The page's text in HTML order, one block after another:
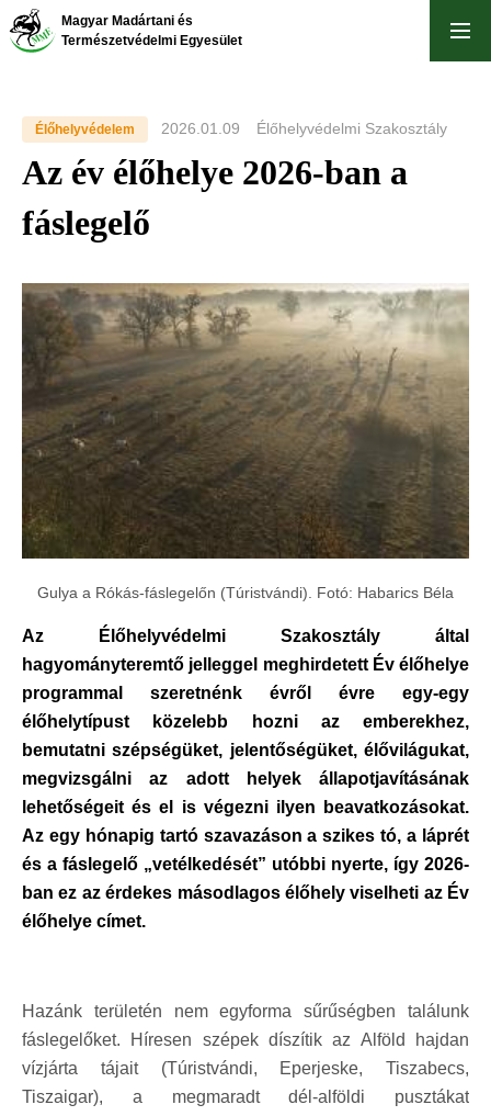
Ugrás
Magyar Madártani és
Természetvédelmi Egyesület
Élőhelyvédelem 2026.01.09 Élőhelyvédelmi Szakosztály
Az év élőhelye 2026-ban a
fáslegelő
Gulya a Rókás-fáslegelőn (Túristvándi). Fotó: Habarics Béla
Az Élőhelyvédelmi Szakosztály által
hagyományteremtő jelleggel meghirdetett Év élőhelye
programmal szeretnénk évről évre egy-egy
élőhelytípust közelebb hozni az emberekhez,
bemutatni szépségüket, jelentőségüket, élővilágukat,
megvizsgálni az adott helyek állapotjavításának
lehetőségeit és el is végezni ilyen beavatkozásokat.
Az egy hónapig tartó szavazáson a szikes tó, a láprét
és a fáslegelő „vetélkedését” utóbbi nyerte, így 2026-
ban ez az érdekes másodlagos élőhely viselheti az Év
élőhelye címet.
Hazánk területén nem egyforma sűrűségben találunk
fáslegelőket. Híresen szépek díszítik az Alföld hajdan
vízjárta tájait (Túristvándi, Eperjeske, Tiszabecs,
Tiszaigar), a megmaradt dél-alföldi pusztákat